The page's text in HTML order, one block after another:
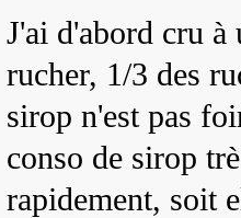
J'ai d'abord cru à
rucher, 1/3 des
sirop n'est pas
conso de sirop
rapidement, soit